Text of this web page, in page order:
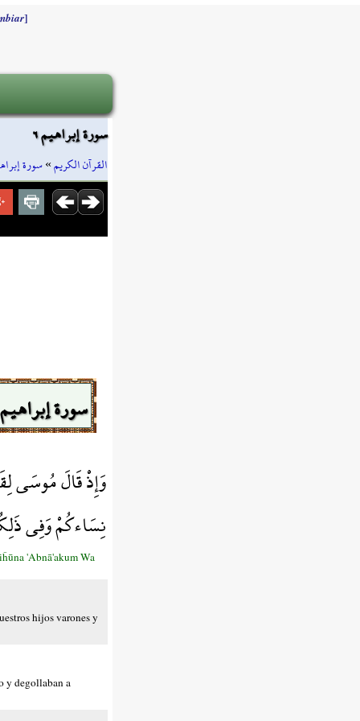
]
سورة إبراهيم ٦
القرآن الكريم»سورة
سورة إبراهيم
وَإِذْ قَالَ مُوسَى
نِسَاءكُمْ وَفِي
'Abnā'akum Wa
hijos varones y
y degollaban a